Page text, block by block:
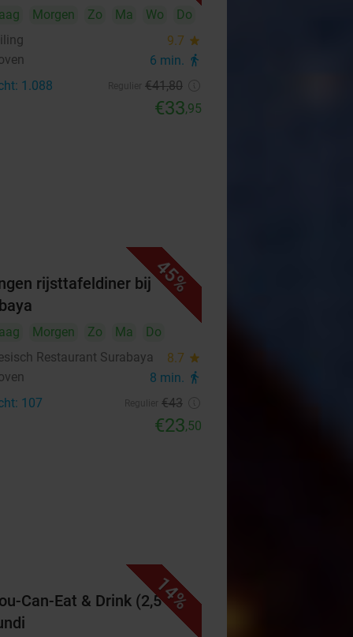
Morgen Zo Ma Wo
Do
9.7 star
6 min. directions_walk
1.088 €41,80
€33,95
45%
rijsttafeldiner bij
Morgen Zo Ma
Do
Restaurant Surabaya
8.7 star
8 min. directions_walk
107 €43
€23,50
14%
Can-Eat & Drink (2,5 uur)